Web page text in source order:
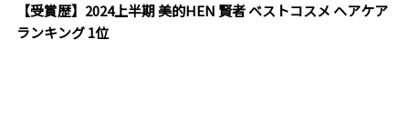
【受賞歴】2024上半期 美的HEN 賢者 ベストコスメ ヘアケア
ランキング 1位